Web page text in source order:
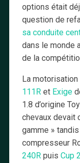
options était
question de
sa conduite
dans le monde
de la
La
111Ret Exige
1.8 d’origine
chevaux devait
gamme »
compresseur
240Rpuis Cup